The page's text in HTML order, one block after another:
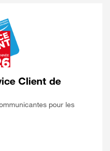
Client de
pour les